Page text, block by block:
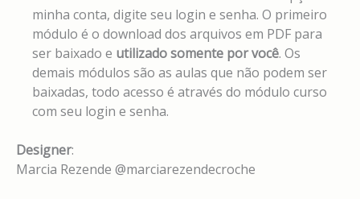
minha conta, digite seu login e senha. O primeiro
módulo é o download dos arquivos em PDF para
ser baixado e utilizado somente por você. Os
demais módulos são as aulas que não podem ser
baixadas, todo acesso é através do módulo curso
com seu login e senha.
Designer:
Marcia Rezende @marciarezendecroche